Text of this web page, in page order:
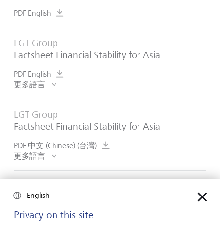
PDF English
LGT Group
Factsheet Financial Stability for Asia
PDF English
更多語言
LGT Group
Factsheet Financial Stability for Asia
PDF 中文 (Chinese) (台灣)
更多語言
English
Privacy on this site